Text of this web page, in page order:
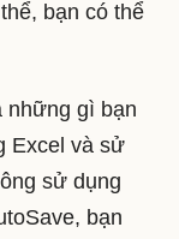
bạn có thể
những gì bạn
Excel và sử
sử dụng
bạn